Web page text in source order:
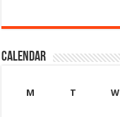
Calendar
M
T W